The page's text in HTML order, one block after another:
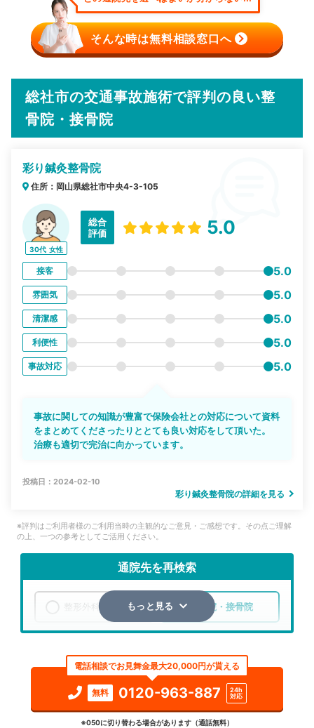
そんな時は無料相談窓口へ
総社市の交通事故施術で評判の良い整
骨院・接骨院
彩り鍼灸整骨院
住所：岡山県総社市中央4-3-105
30代 女性
総合
評価
5.0
接客 5.0
雰囲気 5.0
清潔感 5.0
利便性 5.0
事故対応 5.0
事故に関しての知識が豊富で保険会社との対応について資料
をまとめてくださったりととても良い対応をして頂いた。
治療も適切で完治に向かっています。
投稿日：2024-02-10
彩り鍼灸整骨院の詳細を見る
※評判はご利用者様のご利用当時の主観的なご意見・ご感想です。その点ご理解
の上、一つの参考としてご活用ください。
通院先を再検索
整形外科 整骨院・接骨院
検索する
詳細条件で絞り込む
もっと見る
電話相談でお見舞金最大20,000円が貰える
無料 0120-963-887
24h
対応
※050に切り替わる場合があります（通話無料）